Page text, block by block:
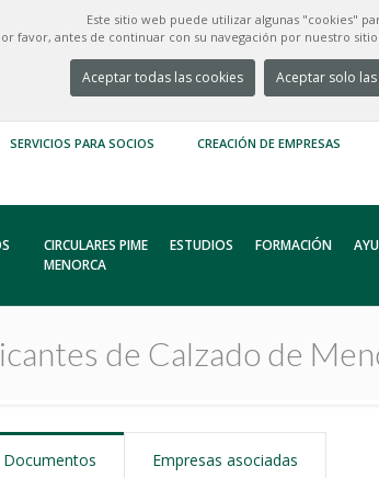
Este sitio web puede utilizar algunas "cookies"
favor, antes de continuar con su navegación por nuestro
Aceptar todas las cookies Aceptar solo
SERVICIOS PARA SOCIOS CREACIÓN DE EMPRESAS
CIRCULARES PIME
MENORCA
ESTUDIOS FORMACIÓN
de Calzado de
Documentos Empresas asociadas